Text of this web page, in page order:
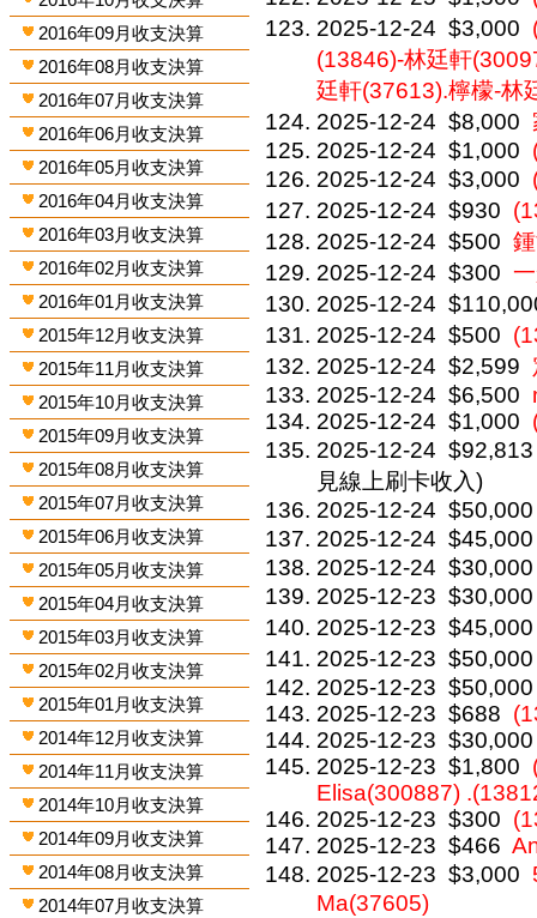
2016年09月收支決算
2016年08月收支決算
2016年07月收支決算
2016年06月收支決算
2016年05月收支決算
2016年04月收支決算
2016年03月收支決算
2016年02月收支決算
2016年01月收支決算
2015年12月收支決算
2015年11月收支決算
2015年10月收支決算
2015年09月收支決算
2015年08月收支決算
2015年07月收支決算
2015年06月收支決算
2015年05月收支決算
2015年04月收支決算
2015年03月收支決算
2015年02月收支決算
2015年01月收支決算
2014年12月收支決算
2014年11月收支決算
2014年10月收支決算
2014年09月收支決算
2014年08月收支決算
2014年07月收支決算
2025-12-24 $3,000
(13846)-林廷軒
廷軒(37613).檸檬-林
2025-12-24 $8,000
2025-12-24 $1,000
2025-12-24 $3,000
2025-12-24 $930
2025-12-24 $500
2025-12-24 $300
2025-12-24
2025-12-24 $500
2025-12-24 $2,599
2025-12-24 $6,500
2025-12-24 $1,000
2025-12-24 $92,813
見線上刷卡收入)
2025-12-24 $50,000
2025-12-24 $45,000
2025-12-24 $30,000
2025-12-23 $30,000
2025-12-23 $45,000
2025-12-23 $50,000
2025-12-23 $50,000
2025-12-23 $688
2025-12-23 $30,000
2025-12-23 $1,800
Elisa(300887)
2025-12-23 $300
2025-12-23 $466
2025-12-23 $3,000
Ma(37605)